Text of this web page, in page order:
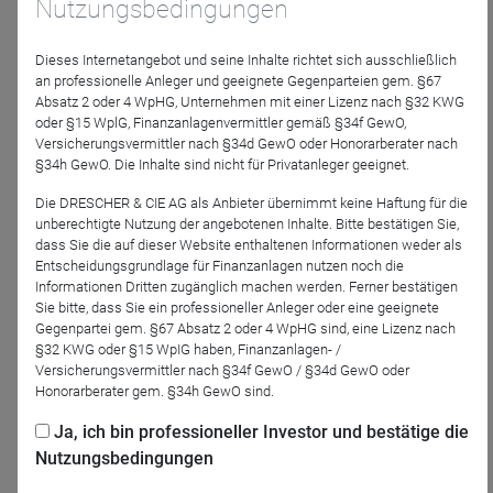
Morningstar Inc.
Energiekrise: Wie sich die Chemieindustrie
Wie gehen energieintensive DAX-Unternehmen mit
der Energiekrise um? Wir haben uns umgehört, die
aktuellen Quartalsberichte durchforstet und
Mehr
11.11.
Morningstar Inc.
Nutzungsbedingungen
Dieses Internetangebot und seine Inhalte richtet sich ausschließlich
an professionelle Anleger und geeignete Gegenparteien gem. §67
Absatz 2 oder 4 WpHG, Unternehmen mit einer Lizenz nach §32 KWG
oder §15 WplG, Finanzanlagenvermittler gemäß §34f GewO,
Versicherungsvermittler nach §34d GewO oder Honorarberater nach
§34h GewO. Die Inhalte sind nicht für Privatanleger geeignet.
Die DRESCHER & CIE AG als Anbieter übernimmt keine Haftung für die
unberechtigte Nutzung der angebotenen Inhalte. Bitte bestätigen Sie,
dass Sie die auf dieser Website enthaltenen Informationen weder als
Entscheidungsgrundlage für Finanzanlagen nutzen noch die
Informationen Dritten zugänglich machen werden. Ferner bestätigen
Sie bitte, dass Sie ein professioneller Anleger oder eine geeignete
Gegenpartei gem. §67 Absatz 2 oder 4 WpHG sind, eine Lizenz nach
§32 KWG oder §15 WpIG haben, Finanzanlagen- /
Versicherungsvermittler nach §34f GewO / §34d GewO oder
Honorarberater gem. §34h GewO sind.
Ja, ich bin professioneller Investor und bestätige die
Nutzungsbedingungen